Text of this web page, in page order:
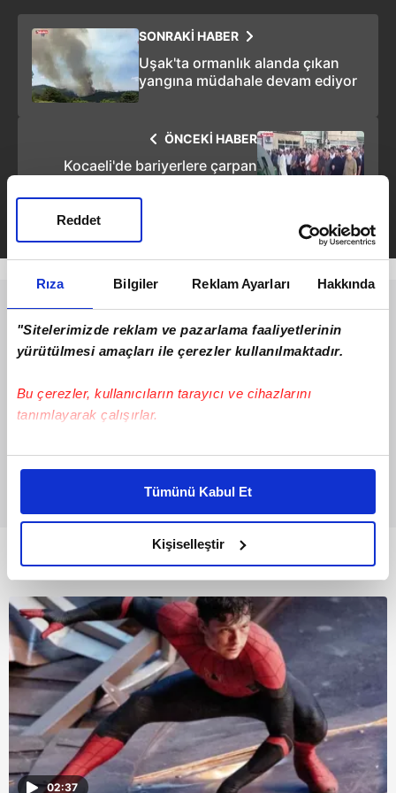
Rıza Bilgiler Reklam Ayarları Hakkında
"Sitelerimizde reklam ve pazarlama faaliyetlerinin
yürütülmesi amaçları ile çerezler kullanılmaktadır.
Bu çerezler, kullanıcıların tarayıcı ve cihazlarını
tanımlayarak çalışırlar.
Bu çerezlere izin vermeniz halinde sizlere özel
daha iyi reklam deneyimi yaşatabiliriz. Bunu yaparken
amacımızın size daha iyi bir reklam deneyimi sunmak
olduğunu ve sizlere en iyi içerikleri sunabilmek adına
elimizden gelen çabayı gösterdiğimizi ve bu noktada,
reklamların maliyetlerimizi karşılamak noktasında tek gelir
kalemimiz olduğunu sizlere hatırlatmak isteriz.
Her halükârda, kullanıcılar, bu çerezlere izin vermedikleri
takdirde, kullanıcılara hedefli reklamlar
gösterilmeyecektir."
Sizlere daha iyi bir hizmet sunabilmek için İnternet
Sitemizde kendimize ve üçüncü kişilere ait çerezler
kullanılmaktadır. Bu çerezler vasıtasıyla çeşitli kişisel
Tümünü Kabul Et
Kişiselleştir
Reddet
SONRAKİ HABER
Uşak'ta ormanlık alanda çıkan
yangına müdahale devam ediyor
ÖNCEKİ HABER
Kocaeli'de bariyerlere çarpan
Bunlar da Var
02:37